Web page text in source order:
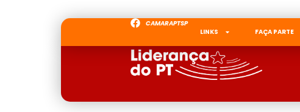
CAMARAPTSP
LINKS
FAÇA PARTE